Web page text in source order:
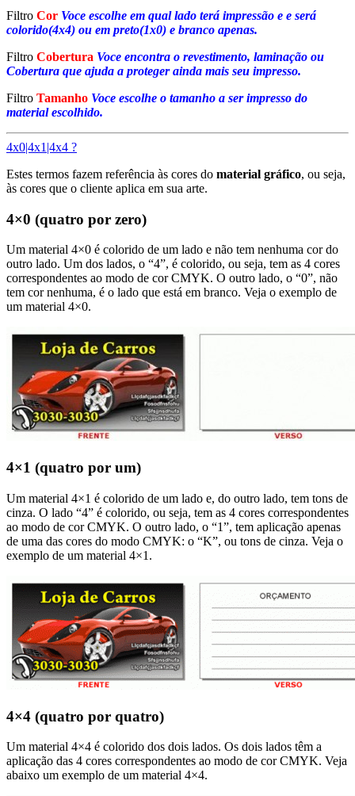
Filtro Cor Voce escolhe em qual lado terá impressão e e será
colorido(4x4) ou em preto(1x0) e branco apenas.
Filtro Cobertura Voce encontra o revestimento, laminação ou
Cobertura que ajuda a proteger ainda mais seu impresso.
Filtro Tamanho Voce escolhe o tamanho a ser impresso do
material escolhido.
4x0|4x1|4x4 ?
Estes termos fazem referência às cores do material gráfico, ou seja,
às cores que o cliente aplica em sua arte.
4×0 (quatro por zero)
Um material 4×0 é colorido de um lado e não tem nenhuma cor do
outro lado. Um dos lados, o “4”, é colorido, ou seja, tem as 4 cores
correspondentes ao modo de cor CMYK. O outro lado, o “0”, não
tem cor nenhuma, é o lado que está em branco. Veja o exemplo de
um material 4×0.
4×1 (quatro por um)
Um material 4×1 é colorido de um lado e, do outro lado, tem tons de
cinza. O lado “4” é colorido, ou seja, tem as 4 cores correspondentes
ao modo de cor CMYK. O outro lado, o “1”, tem aplicação apenas
de uma das cores do modo CMYK: o “K”, ou tons de cinza. Veja o
exemplo de um material 4×1.
4×4 (quatro por quatro)
Um material 4×4 é colorido dos dois lados. Os dois lados têm a
aplicação das 4 cores correspondentes ao modo de cor CMYK. Veja
abaixo um exemplo de um material 4×4.